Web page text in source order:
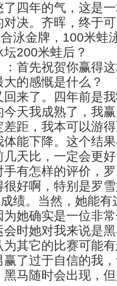
年的气，这是一
对决。齐晖，终于
泳金牌，100米蛙
200米蛙后？
先祝贺你赢得这
的感慨是什么？
了。四年前是我
天我成熟了，我
距，我本可以游
体能下降。这个结
天比，一定会更
怎样的评价，罗
啊，特别是罗雪
绩。当然，她能
为她确实是一位非
时她对我来说是
其它的比赛可能
了过于自信的我
马随时会出现，